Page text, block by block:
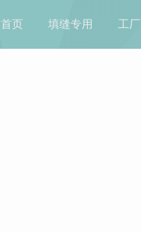
首页 填缝专用 工